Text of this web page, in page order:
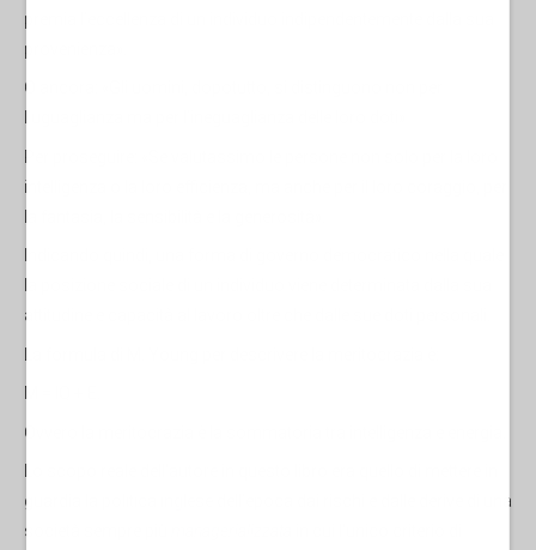
premia l’eccellenza di un individuo indipendentemente dalla sua
provenienza».
O ancora: «Gli uomini, dopotutto, si distinguono non per
intelligenza o la loro efficienza, ma anche per il loro coraggio, per
attitudine e capacità al lavoro oltre che dalle sue doti personali.
Ovvero la meritocrazia è la sommatoria tra intelligenza e energia.
guardia la
dell’epoca dai rischi e dalle derive di una
società sempre più